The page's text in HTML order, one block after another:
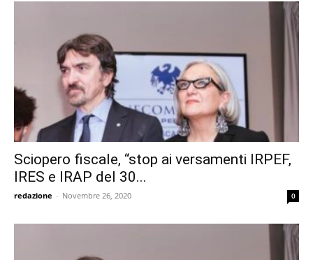
Sciopero fiscale, “stop ai versamenti IRPEF,
IRES e IRAP del 30...
redazione - Novembre 26, 2020 0